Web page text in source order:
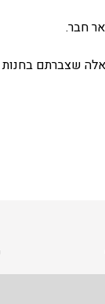
חבר.
שצברתם בחנות